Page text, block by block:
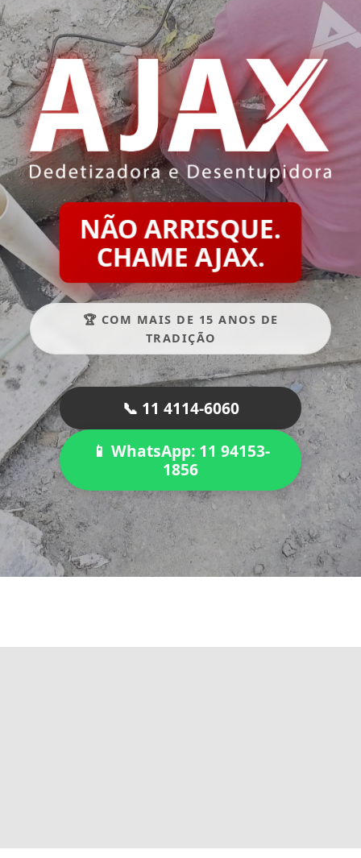
NÃO ARRISQUE.
CHAME AJAX.
🏆 COM MAIS DE 15 ANOS DE
TRADIÇÃO
📞 11 4114-6060
📱 WhatsApp: 11 94153-
1856